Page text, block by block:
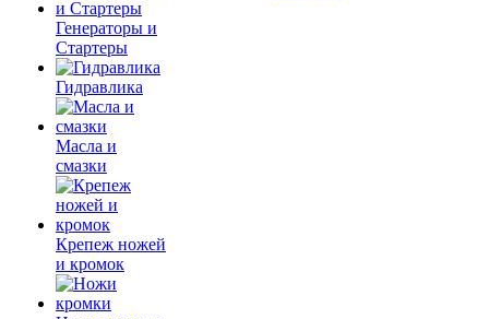
Генераторы и
Стартеры
Гидравлика
Масла и
смазки
Крепеж ножей
и кромок